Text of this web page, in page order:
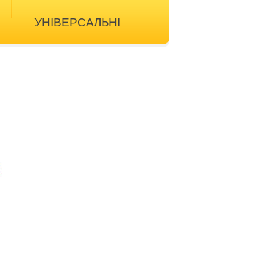
УНІВЕРСАЛЬНІ